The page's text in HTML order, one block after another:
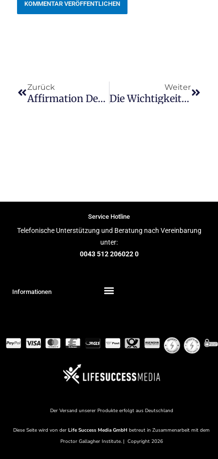
Zurück
Affirmation Des Monats – Dezember 2021
Weiter
Die Wichtigkeit Des Schenkens Und Annehmens
Service Hotline
Telefonische Unterstützung und Beratung nach Vereinbarung
unter:
0043 512 206022 0
Informationen
Der Versand unserer Produkte erfolgt aus Deutschland
Diese Seite wird von der Life Success Media GmbH betreut in Zusammenarbeit mit dem
Proctor Gallagher Institute. | Copyright 2026